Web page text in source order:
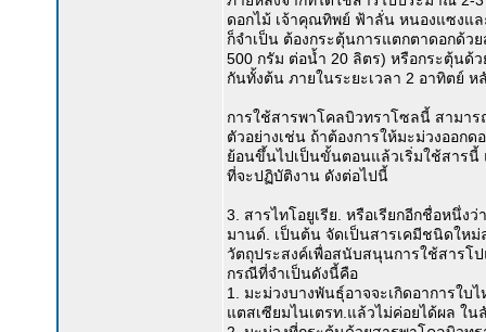
ดอกไม้ เจ้าคุณทิพย์ ฟ้าลั่น หนองแซงแ
ก็จำเป็น ต้องกระตุ้นการแตกตาดอกด้ว
500 กรัม ต่อน้ำ 20 ลิตร) หรือกระตุ้นด้
กันทั้งต้น ภายในระยะเวลา 2 อาทิตย์
การใช้สารพาโคลบิวทราโซลนี้ สามาร
ตัวอย่างเช่น ถ้าต้องการให้มะม่วงออก
ย้อนขึ้นไปเป็นขั้นตอนแล้วเริ่มใช้สารนี้
ที่จะปฏิบัติงาน ดังต่อไปนี้
3. สารไทโอยูเรีย. หรือเรียกอีกชื่อหนึ่ง
มานด์. เป็นต้น จัดเป็นสารเคมีชนิดใหม่
วัตถุประสงค์เพื่อสนับสนุนการใช้สารโ
กรณีที่จำเป็นดังนี้คือ
1. มะม่วงบางพันธุ์อาจจะเกิดอาการใบ
แตสเซียมไนเตรท.แล้วไม่ค่อยได้ผล ใ